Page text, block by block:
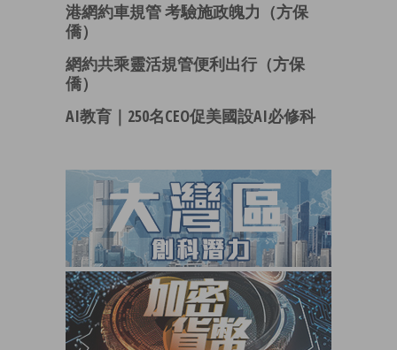
港網約車規管 考驗施政魄力（方保
僑）
網約共乘靈活規管便利出行（方保
僑）
AI教育｜250名CEO促美國設AI必修科